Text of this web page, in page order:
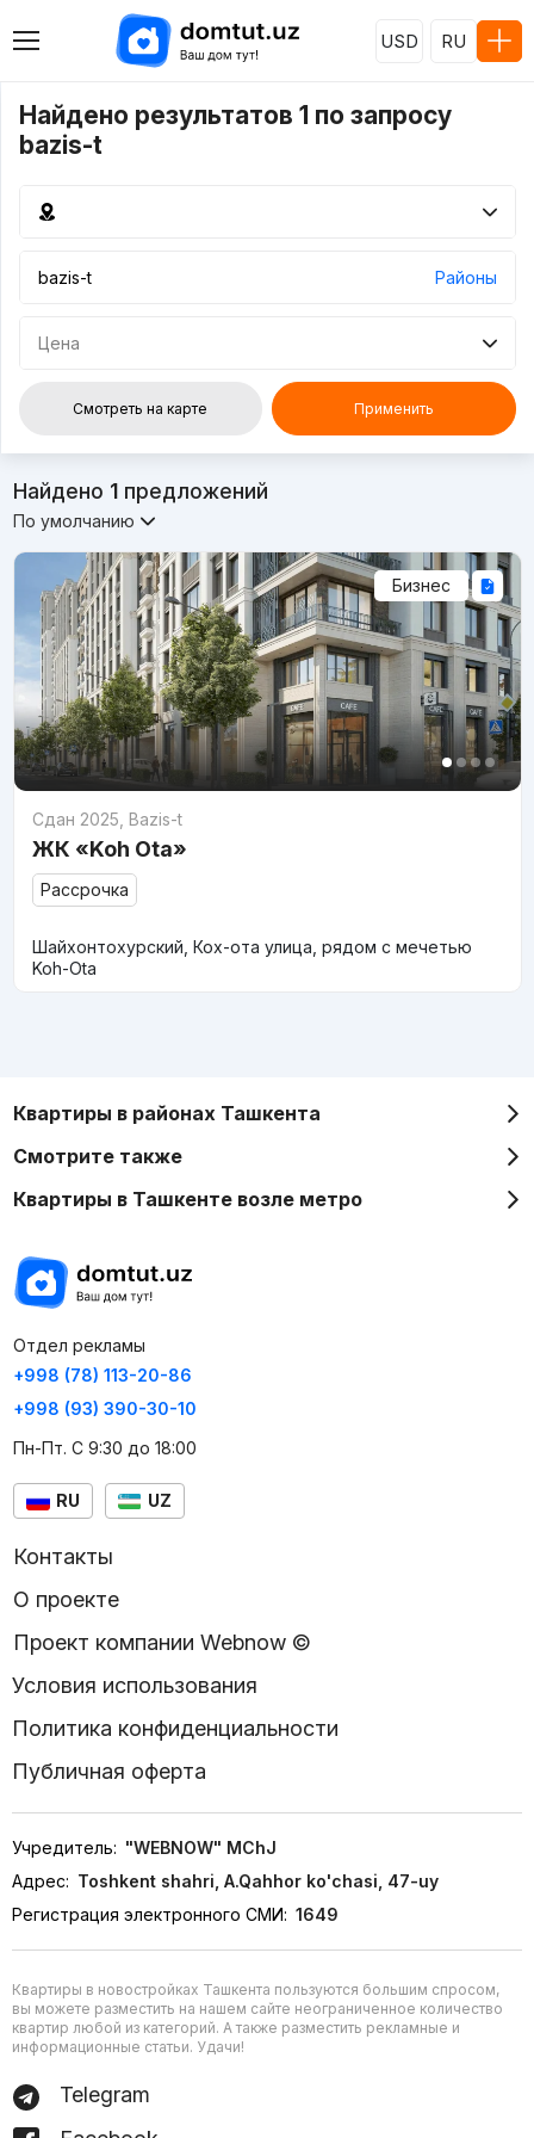
USD RU
Найдено результатов 1 по запросу
bazis-t
Районы
Цена
Смотреть на карте Применить
Найдено 1предложений
По умолчанию
Бизнес
Сдан 2025 Bazis-t
ЖК «Koh Ota»
Рассрочка
Шайхонтохурский, Кох-ота улица, рядом с мечетью
Koh-Ota
Квартиры в районах Ташкента
Смотрите также
Квартиры в Ташкенте возле метро
Отдел рекламы
+998 (78) 113-20-86
+998 (93) 390-30-10
Пн-Пт. С 9:30 до 18:00
RU UZ
Контакты
О проекте
Проект компании Webnow ©
Условия использования
Политика конфиденциальности
Публичная оферта
Учредитель: "WEBNOW" MChJ
Адрес: Toshkent shahri, A.Qahhor ko'chasi, 47-uy
Регистрация электронного СМИ: 1649
Квартиры в новостройках Ташкента пользуются большим спросом,
вы можете разместить на нашем сайте неограниченное количество
квартир любой из категорий. А также разместить рекламные и
информационные статьи. Удачи!
Telegram